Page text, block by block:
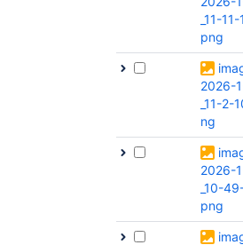
_11-
png
2026-
_11-2-
ng
2026-
_10-
png